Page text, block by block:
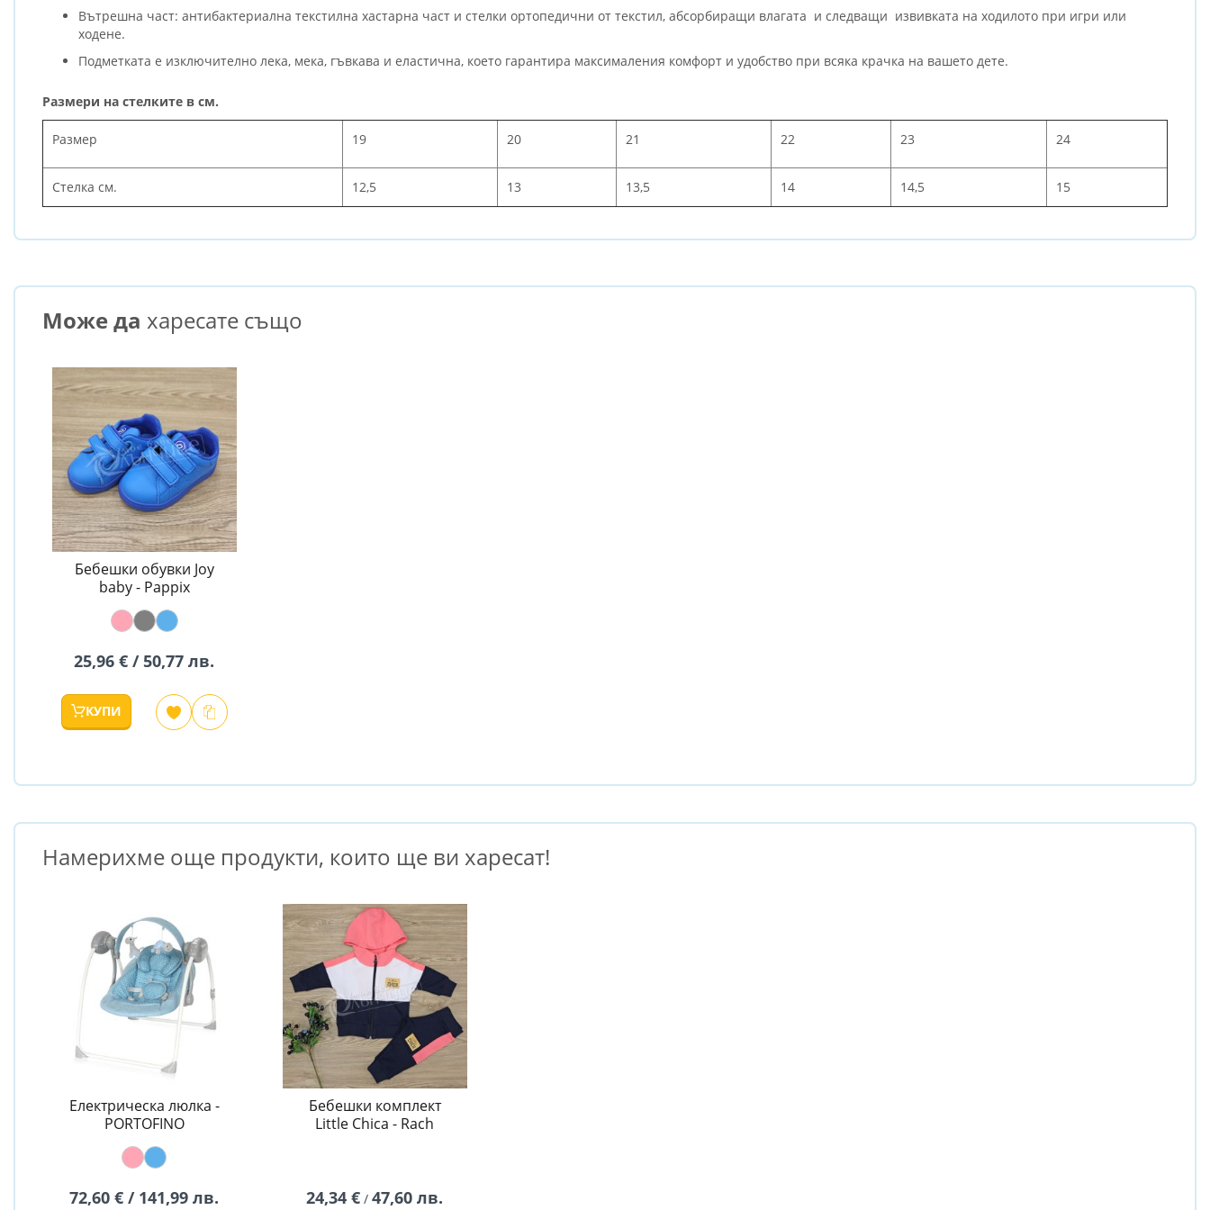
Вътрешна част: антибактериална текстилна хастарна част и стелки ортопедични от текстил, абсорбиращи влагата и следващи извивката на ходилото при игри или
ходене.
Подметката е изключително лека, мека, гъвкава и еластична, което гарантира максималения комфорт и удобство при всяка крачка на вашето дете.
Размери на стелките в см.
Размер 19 20 21 22 23 24
Стелка см. 12,5 13 13,5 14 14,5 15
Може да харесате също
Бебешки обувки Joy
baby - Pappix
25,96 € / 50,77 лв.
КУПИ
Намерихме още продукти, които ще ви харесат!
Електрическа люлка -
PORTOFINO
72,60 € / 141,99 лв.
Бебешки комплект
Little Chica - Rach
24,34 € / 47,60 лв.